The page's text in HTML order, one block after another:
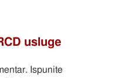
usluge
Ispunite